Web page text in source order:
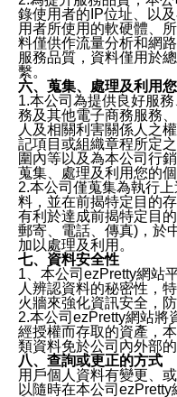
錄使用者的IP位址、以
用者所使用的軟硬體、
料僅供作流量分析和網
服務品質，資料僅用於
繫。
六、蒐集、處理及利用
1.本公司為提供良好服
務及其他電子商務服務
人及相關利害關係人之
記項目或組織章程所定
圍內等以及為本公司行
蒐集、處理及利用您的個
2.本公司僅蒐集為執行
料，並在前揭特定目的
有利於達成前揭特定目
郵寄、電話、傳真)，於
加以處理及利用。
七、資料安全性
1、本公司ezPretty網站
人辨認資料的秘密性，
火牆來強化資訊安全，
2.本公司ezPretty網站將
經授權而存取的資產，
類資料免於公司內外部
八、查詢或更正的方式
用戶個人資料有變更、
以隨時在本公司